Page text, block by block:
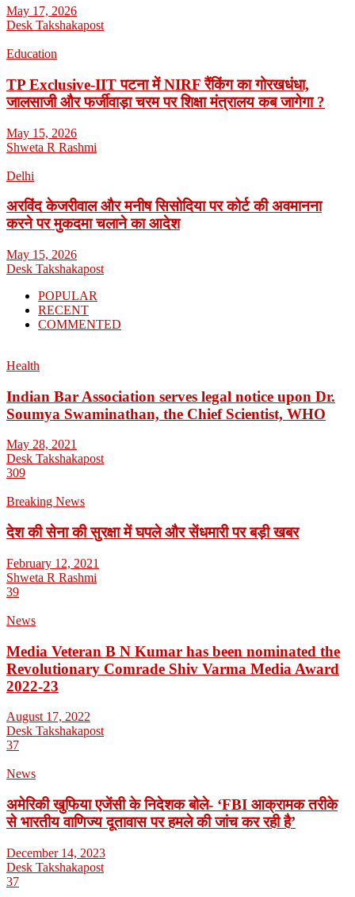
May 17, 2026
Desk Takshakapost
Education
TP Exclusive-IIT पटना में NIRF रैंकिंग का गोरखधंधा,
जालसाजी और फर्जीवाड़ा चरम पर शिक्षा मंत्रालय कब जागेगा ?
May 15, 2026
Shweta R Rashmi
Delhi
अरविंद केजरीवाल और मनीष सिसोदिया पर कोर्ट की अवमानना
करने पर मुकदमा चलाने का आदेश
May 15, 2026
Desk Takshakapost
POPULAR
RECENT
COMMENTED
Health
Indian Bar Association serves legal notice upon Dr.
Soumya Swaminathan, the Chief Scientist, WHO
May 28, 2021
Desk Takshakapost
309
Breaking News
देश की सेना की सुरक्षा में घपले और सेंधमारी पर बड़ी खबर
February 12, 2021
Shweta R Rashmi
39
News
Media Veteran B N Kumar has been nominated the
Revolutionary Comrade Shiv Varma Media Award
2022-23
August 17, 2022
Desk Takshakapost
37
News
अमेरिकी खुफिया एजेंसी के निदेशक बोले- ‘FBI आक्रामक तरीके
से भारतीय वाणिज्य दूतावास पर हमले की जांच कर रही है’
December 14, 2023
Desk Takshakapost
37